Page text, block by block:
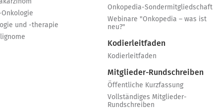
Onkologie
und -therapie
Onkopedia-Sondermitgliedschaft
Webinare "Onkopedia – was ist
neu?"
Kodierleitfaden
Kodierleitfaden
Mitglieder-Rundschreiben
Öffentliche Kurzfassung
Vollständiges Mitglieder-
Rundschreiben